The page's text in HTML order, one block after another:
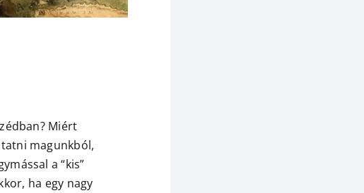
Miért
magunkból,
a “kis”
ha egy nagy